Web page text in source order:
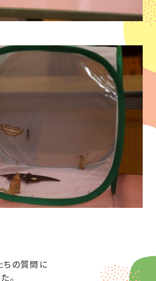
ちの質問に
。